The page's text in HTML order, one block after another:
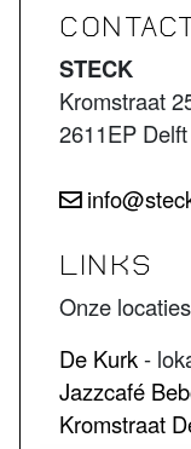
STECK
Kromstraat
2611EP Delft
LINKS
Onze
De Kurk-
Jazzcafé
Kromstraat